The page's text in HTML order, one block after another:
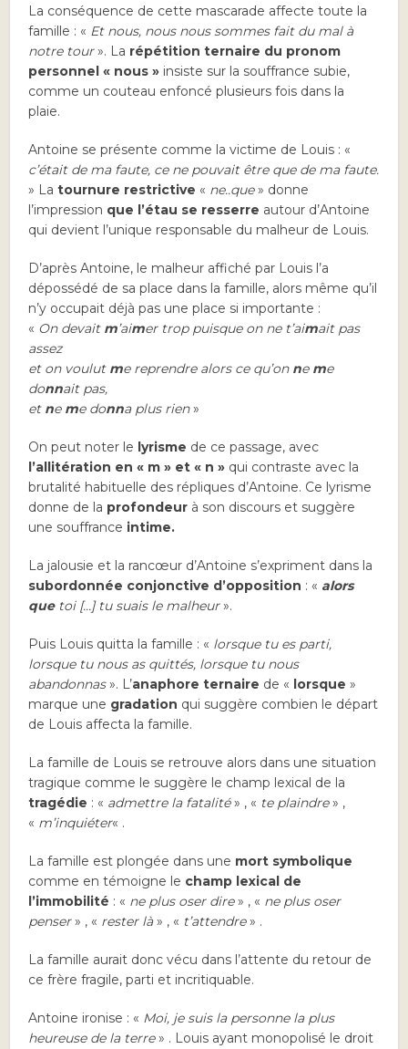
La conséquence de cette mascarade affecte toute la
famille : « Et nous, nous nous sommes fait du mal à
notre tour». La répétition ternaire du pronom
personnel « nous » insiste sur la souffrance subie,
comme un couteau enfoncé plusieurs fois dans la
plaie.
Antoine se présente comme la victime de Louis : «
c’était de ma faute, ce ne pouvait être que de ma faute.
» Latournure restrictive « ne..que» donne
l’impression que l’étau se resserre autour d’Antoine
qui devient l’unique responsable du malheur de Louis.
D’après Antoine, le malheur affiché par Louis l’a
dépossédé de sa place dans la famille, alors même qu’il
n’y occupait déjà pas une place si importante :
« On devait m’aimer trop puisque on ne t’aimait pas
assez
et on voulut me reprendre alors ce qu’on ne me
donnait pas,
et ne me donna plus rien»
On peut noter le lyrisme de ce passage, avec
l’allitération en « m » et « n » qui contraste avec la
brutalité habituelle des répliques d’Antoine. Ce lyrisme
donne de la profondeur à son discours et suggère
une souffrance intime.
La jalousie et la rancœur d’Antoine s’expriment dans la
subordonnée conjonctive d’opposition : « alors
quetoi […] tu suais le malheur».
Puis Louis quitta la famille : « lorsque tu es parti,
lorsque tu nous as quittés, lorsque tu nous
abandonnas». L’anaphore ternaire de « lorsque »
marque une gradation qui suggère combien le départ
de Louis affecta la famille.
La famille de Louis se retrouve alors dans une situation
tragique comme le suggère le champ lexical de la
tragédie : « admettre la fatalité» , « te plaindre» ,
« m’inquiéter« .
La famille est plongée dans une mort symbolique
comme en témoigne le champ lexical de
l’immobilité : « ne plus oser dire» , « ne plus oser
penser» , « rester là» , « t’attendre» .
La famille aurait donc vécu dans l’attente du retour de
ce frère fragile, parti et incritiquable.
Antoine ironise : « Moi, je suis la personne la plus
heureuse de la terre» . Louis ayant monopolisé le droit